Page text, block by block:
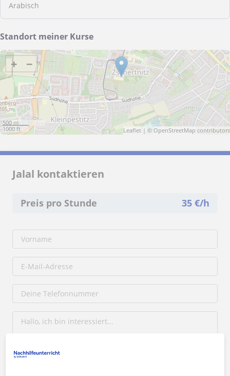
Arabisch
Standort meiner Kurse
+ −
500 m
1000 ft
Leaflet| © OpenStreetMap contributors
Jalal kontaktieren
Preis pro Stunde 35€/h